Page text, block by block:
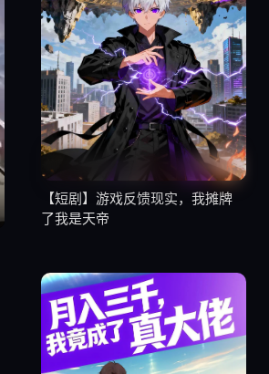
【短剧】游戏反馈现实，我摊牌
了我是天帝